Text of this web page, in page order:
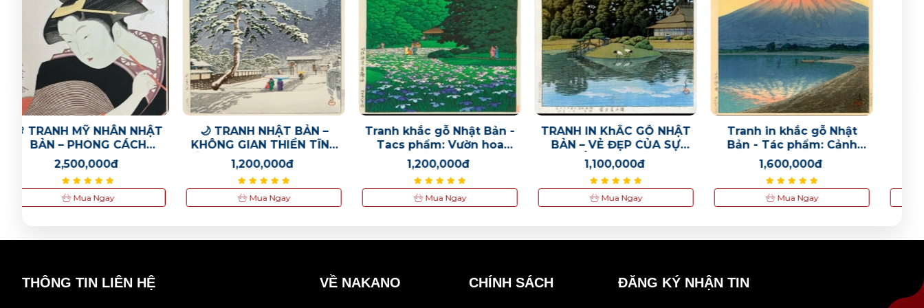
🌙 TRANH NHẬT BẢN –
KHÔNG GIAN THIỀN TĨNH
ĐỈNH CAO 🌙 🖼️ 池上本門寺
– 川瀬巴水 (1931)
1,200,000đ
Mua Ngay
Tranh khắc gỗ Nhật Bản -
Tacs phẩm: Vườn hoa
diên vĩ 川瀬巴水
1,200,000đ
Mua Ngay
TRANH IN KhẮC GỖ NHẬT
BẢN – VẺ ĐẸP CỦA SỰ
CÂN BẰNG & TĨNH LẶNG
1,100,000đ
Mua Ngay
Tranh in khắc gỗ Nhật
Bản - Tác phẩm: Cảnh
bình minh trên núi Phú Sĩ
1,600,000đ
Mua Ngay
Tranh in khắc gỗ Nhật
Bản - Tác phẩm: Bến
thuyền Handa
1,200,000đ
Mua Ngay
THÔNG TIN LIÊN HỆ VỀ NAKANO CHÍNH SÁCH ĐĂNG KÝ NHẬN TIN